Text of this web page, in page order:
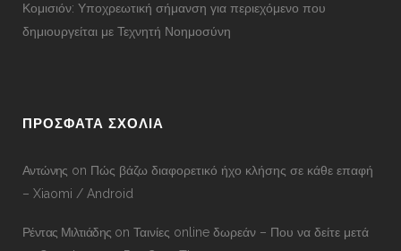
Κομισιόν: Υποχρεωτική σήμανση για περιεχόμενο που
δημιουργείται με Τεχνητή Νοημοσύνη
ΠΡΟΣΦΑΤΑ ΣΧΟΛΙΑ
Αντώνης on Πώς βάζω διαφορετικό ήχο κλήσης σε κάθε επαφή
– Xiaomi / Android
Ρέντας Μιλτιάδης onΤαινίες online δωρεάν – Που να δείτε μετά